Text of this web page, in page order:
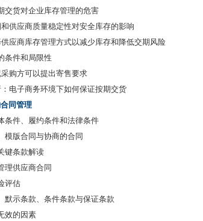
交货对企业库存管理的危害
供应商质量稳定性对安全库存的影响
应商库存管理方式以减少库存和降低交期风险
条件和局限性
购方可以提出寄售要求
电子商务环境下如何保证按期交货
同管理
条件、履约条件和法律条件
模版合同与协商的合同
键条款解读
理供应商合同
评估
默示条款、条件条款与保证条款
效的因素